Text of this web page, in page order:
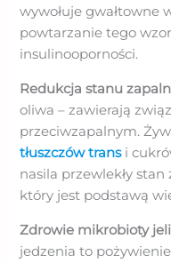
wywołuje gwałtowne
powtarzanie tego
insulinooporności.
Redukcja stanu
oliwa – zawierają
przeciwzapalnym.
tłuszczów transi
nasila przewlekły
który jest podstawą
Zdrowie mikrobioty
jedzenia to